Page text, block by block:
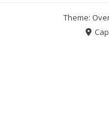
Theme: